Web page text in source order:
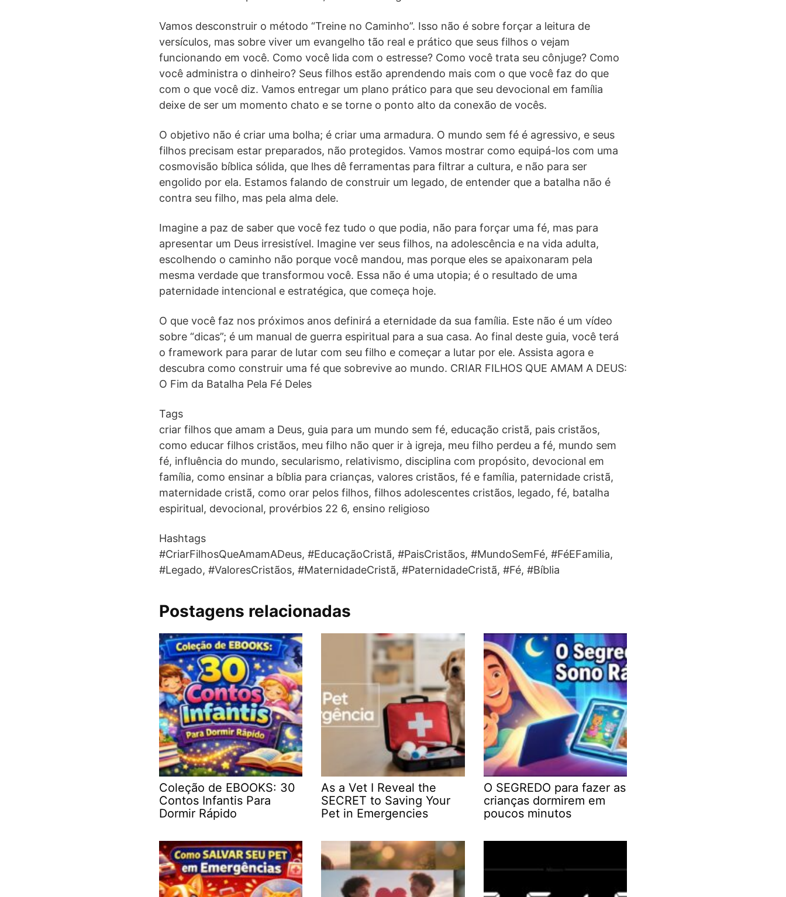
Vamos desconstruir o método “Treine no Caminho”. Isso não é sobre forçar a leitura de
versículos, mas sobre viver um evangelho tão real e prático que seus filhos o vejam
funcionando em você. Como você lida com o estresse? Como você trata seu cônjuge? Como
você administra o dinheiro? Seus filhos estão aprendendo mais com o que você faz do que
com o que você diz. Vamos entregar um plano prático para que seu devocional em família
deixe de ser um momento chato e se torne o ponto alto da conexão de vocês.
O objetivo não é criar uma bolha; é criar uma armadura. O mundo sem fé é agressivo, e seus
filhos precisam estar preparados, não protegidos. Vamos mostrar como equipá-los com uma
cosmovisão bíblica sólida, que lhes dê ferramentas para filtrar a cultura, e não para ser
engolido por ela. Estamos falando de construir um legado, de entender que a batalha não é
contra seu filho, mas pela alma dele.
Imagine a paz de saber que você fez tudo o que podia, não para forçar uma fé, mas para
apresentar um Deus irresistível. Imagine ver seus filhos, na adolescência e na vida adulta,
escolhendo o caminho não porque você mandou, mas porque eles se apaixonaram pela
mesma verdade que transformou você. Essa não é uma utopia; é o resultado de uma
paternidade intencional e estratégica, que começa hoje.
O que você faz nos próximos anos definirá a eternidade da sua família. Este não é um vídeo
sobre “dicas”; é um manual de guerra espiritual para a sua casa. Ao final deste guia, você terá
o framework para parar de lutar com seu filho e começar a lutar por ele. Assista agora e
descubra como construir uma fé que sobrevive ao mundo. CRIAR FILHOS QUE AMAM A DEUS:
O Fim da Batalha Pela Fé Deles
Tags
criar filhos que amam a Deus, guia para um mundo sem fé, educação cristã, pais cristãos,
como educar filhos cristãos, meu filho não quer ir à igreja, meu filho perdeu a fé, mundo sem
fé, influência do mundo, secularismo, relativismo, disciplina com propósito, devocional em
família, como ensinar a bíblia para crianças, valores cristãos, fé e família, paternidade cristã,
maternidade cristã, como orar pelos filhos, filhos adolescentes cristãos, legado, fé, batalha
espiritual, devocional, provérbios 22 6, ensino religioso
Hashtags
#CriarFilhosQueAmamADeus, #EducaçãoCristã, #PaisCristãos, #MundoSemFé, #FéEFamilia,
#Legado, #ValoresCristãos, #MaternidadeCristã, #PaternidadeCristã, #Fé, #Bíblia
Postagens relacionadas
Coleção de EBOOKS: 30
Contos Infantis Para
Dormir Rápido
As a Vet I Reveal the
SECRET to Saving Your
Pet in Emergencies
O SEGREDO para fazer as
crianças dormirem em
poucos minutos